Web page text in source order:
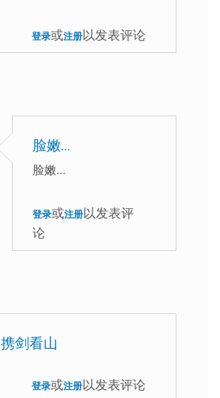
登录或注册以发表评论
脸嫩...
脸嫩...
登录或注册以发表评
论
携剑看山
登录或注册以发表评论